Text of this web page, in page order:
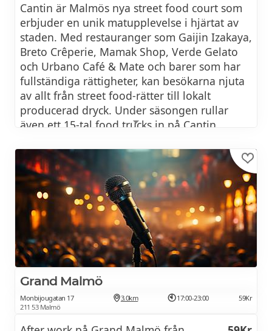
Cantin är Malmös nya street food court som
erbjuder en unik matupplevelse i hjärtat av
staden. Med restauranger som Gaijin Izakaya,
Breto Crêperie, Mamak Shop, Verde Gelato
och Urbano Café & Mate och barer som har
fullständiga rättigheter, kan besökarna njuta
av allt från street food-rätter till lokalt
producerad dryck. Under säsongen rullar
även ett 15-tal food trucks in på Cantin.
badmöjligheter med två renoverade bryggor,
som ger besökare en chans att koppla av och
svalka sig under varma sommardagar.
Barer på Cantin: Tre barer med öl, vin,
drinkar och bra alkoholfritt.
Öl på fat från
85Kr
Öl på flaska från
Cider
85Kr
Vin glas
85Kr
Grand Malmö
Monbijougatan 17
211 53 Malmö
3.0km 17:00-23:00 59Kr